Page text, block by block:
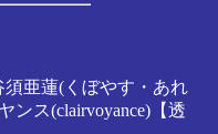
亜蓮(くぼやす・あれ
ンス(clairvoyance)【透